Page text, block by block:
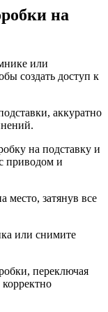
на
или
создать доступ к
аккуратно
на подставку и
приводом и
место, затянув все
или снимите
переключая